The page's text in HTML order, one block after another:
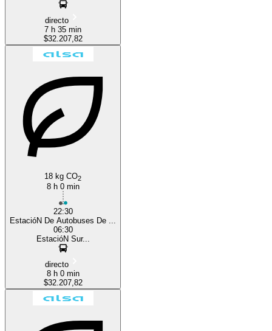
directo
7 h 35 min
$32.207,82
18 kg CO2
8 h 0 min
22:30
EstacióN De Autobuses De ...
06:30
EstacióN Sur...
directo
8 h 0 min
$32.207,82